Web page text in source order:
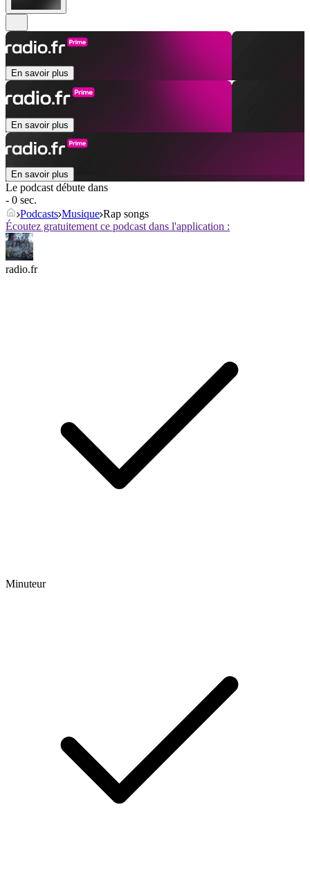
En savoir plus
En savoir plus
En savoir plus
Le podcast débute dans
- 0 sec.
Podcasts Musique Rap songs
Écoutez gratuitement ce podcast dans l'application :
radio.fr
Minuteur